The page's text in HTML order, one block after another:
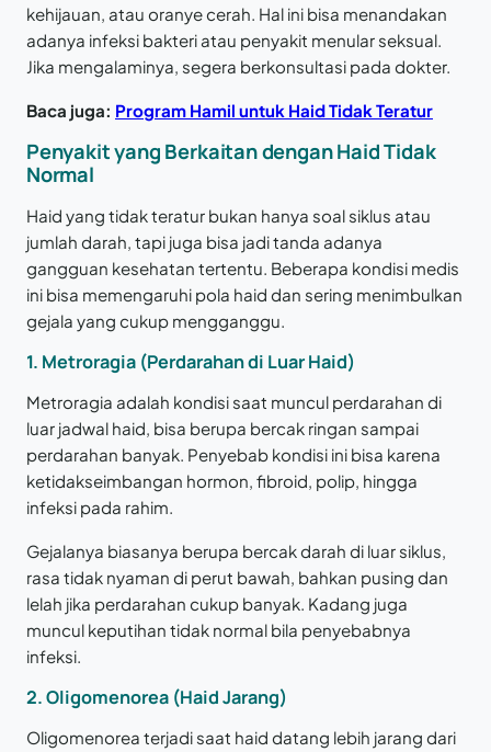
kehijauan, atau oranye cerah. Hal ini bisa menandakan
adanya infeksi bakteri atau penyakit menular seksual.
Jika mengalaminya, segera berkonsultasi pada dokter.
Baca juga: Program Hamil untuk Haid Tidak Teratur
Penyakit yang Berkaitan dengan Haid Tidak
Normal
Haid yang tidak teratur bukan hanya soal siklus atau
jumlah darah, tapi juga bisa jadi tanda adanya
gangguan kesehatan tertentu. Beberapa kondisi medis
ini bisa memengaruhi pola haid dan sering menimbulkan
gejala yang cukup mengganggu.
1. Metroragia (Perdarahan di Luar Haid)
Metroragia adalah kondisi saat muncul perdarahan di
luar jadwal haid, bisa berupa bercak ringan sampai
perdarahan banyak. Penyebab kondisi ini bisa karena
ketidakseimbangan hormon, fibroid, polip, hingga
infeksi pada rahim.
Gejalanya biasanya berupa bercak darah di luar siklus,
rasa tidak nyaman di perut bawah, bahkan pusing dan
lelah jika perdarahan cukup banyak. Kadang juga
muncul keputihan tidak normal bila penyebabnya
infeksi.
2. Oligomenorea (Haid Jarang)
Oligomenorea terjadi saat haid datang lebih jarang dari